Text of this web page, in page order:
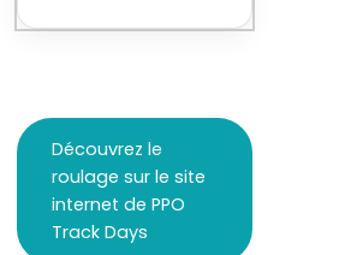
Découvrez le
roulage sur le site
internet de PPO
Track Days